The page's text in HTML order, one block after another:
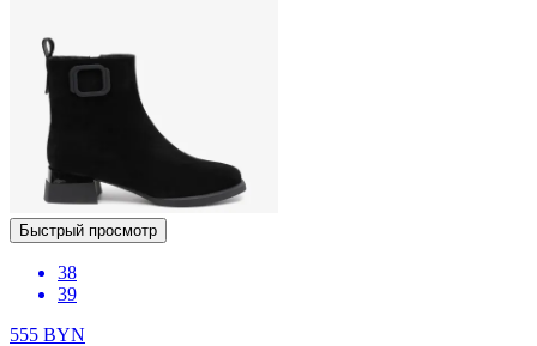
Быстрый просмотр
38
39
555 BYN